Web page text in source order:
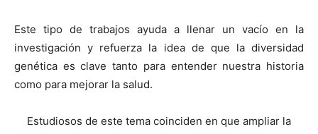
Este tipo de trabajos ayuda a llenar un vacío en la
investigación y refuerza la idea de que la diversidad
genética es clave tanto para entender nuestra historia
como para mejorar la salud.
Estudiosos de este tema coinciden en que ampliar la